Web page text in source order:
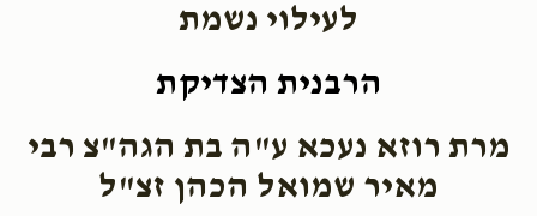
בשלח (שירה – פרשת המן)
לעילוי נשמת
הרבנית הצדיקת
מרת רוזא נעכא ע"ה בת הגה"צ רבי
מאיר שמואל הכהן זצ"ל